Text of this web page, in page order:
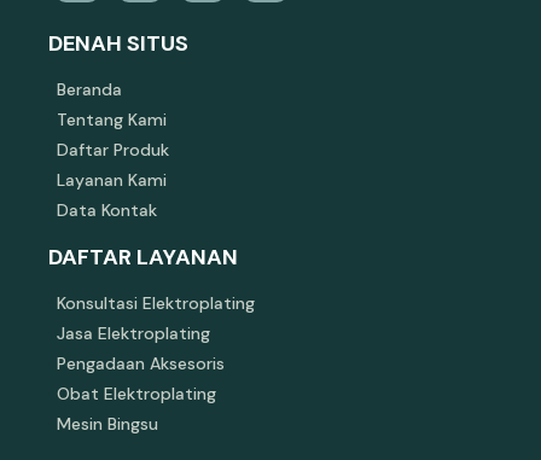
DENAH SITUS
Beranda
Tentang Kami
Daftar Produk
Layanan Kami
Data Kontak
DAFTAR LAYANAN
Konsultasi Elektroplating
Jasa Elektroplating
Pengadaan Aksesoris
Obat Elektroplating
Mesin Bingsu